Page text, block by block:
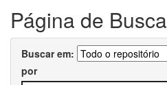
Página de Busca
Buscar em:
por